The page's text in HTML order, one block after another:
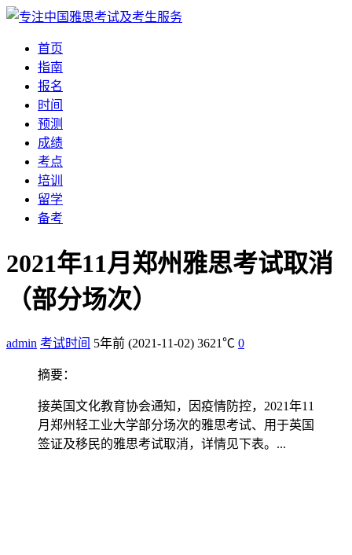
首页
指南
报名
时间
预测
成绩
考点
培训
留学
备考
2021年11月郑州雅思考试取消
（部分场次）
admin 考试时间 5年前 (2021-11-02) 3621℃ 0
摘要：
接英国文化教育协会通知，因疫情防控，2021年11
月郑州轻工业大学部分场次的雅思考试、用于英国
签证及移民的雅思考试取消，详情见下表。...